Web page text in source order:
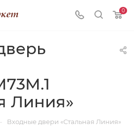
0
Линия»
Входные двери «Стальная Линия»